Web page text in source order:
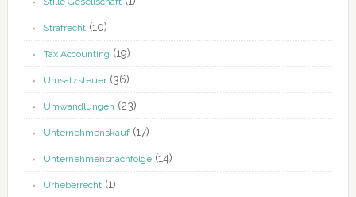
Strafrecht(10)
Tax Accounting (19)
Umsatzsteuer(36)
Umwandlungen (23)
Unternehmenskauf(17)
Unternehmensnachfolge(14)
Urheberrecht(1)